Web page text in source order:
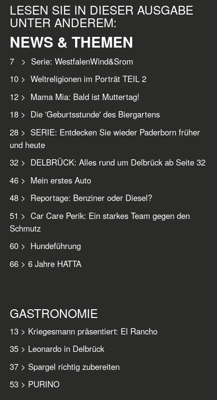
LESEN SIE IN DIESER AUSGABE
UNTER ANDEREM:
NEWS & THEMEN
7 > Serie: WestfalenWind&Srom
10 > Weltreligionen im Porträt TEIL 2
12 > Mama Mia: Bald ist Muttertag!
18 > Die 'Geburtsstunde' des Biergartens
28 > SERIE: Entdecken Sie wieder Paderborn früher
und heute
32 > DELBRÜCK: Alles rund um Delbrück ab Seite 32
46 > Mein erstes Auto
48 > Reportage: Benziner oder Diesel?
51 > Car Care Perik: Ein starkes Team gegen den
Schmutz
60 > Hundeführung
66 > 6 Jahre HATTA
GASTRONOMIE
13 > Kriegesmann präsentiert: El Rancho
35 > Leonardo in Delbrück
37 > Spargel richtig zubereiten
53 > PURINO